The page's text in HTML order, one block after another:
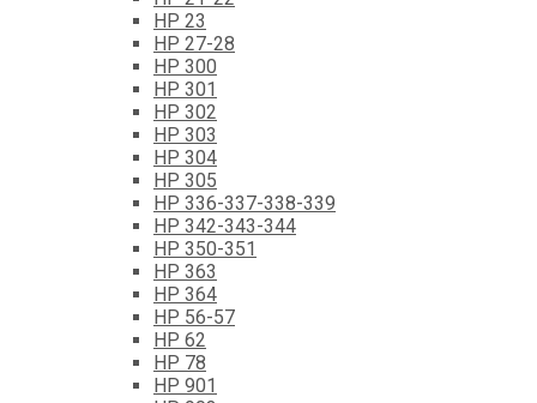
HP 23
HP 27-28
HP 300
HP 301
HP 302
HP 303
HP 304
HP 305
HP 336-337-338-339
HP 342-343-344
HP 350-351
HP 363
HP 364
HP 56-57
HP 62
HP 78
HP 901